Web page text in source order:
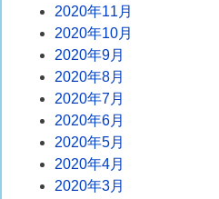
2020年11月
2020年10月
2020年9月
2020年8月
2020年7月
2020年6月
2020年5月
2020年4月
2020年3月